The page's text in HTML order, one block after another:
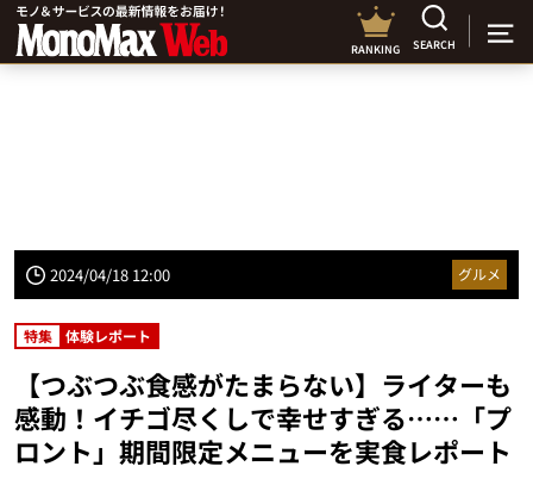
RANKING SEARCH
2024/04/18 12:00 グルメ
特集 体験レポート
【つぶつぶ食感がたまらない】ライターも
感動！イチゴ尽くしで幸せすぎる……「プ
ロント」期間限定メニューを実食レポート